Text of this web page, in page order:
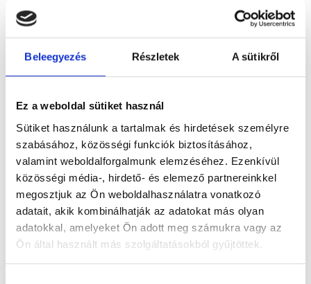
Beleegyezés Részletek A sütikről
Ez a weboldal sütiket használ
Sütiket használunk a tartalmak és hirdetések személyre
szabásához, közösségi funkciók biztosításához,
valamint weboldalforgalmunk elemzéséhez. Ezenkívül
közösségi média-, hirdető- és elemező partnereinkkel
megosztjuk az Ön weboldalhasználatra vonatkozó
adatait, akik kombinálhatják az adatokat más olyan
adatokkal, amelyeket Ön adott meg számukra vagy az
Ön által használt más szolgáltatásokból gyűjtöttek.
egészségügyi és diagnosztikai képalkotó
Előző* Szakorvos jelölt (rezidens): általános orvosi oklevéllel rendelkező
orvos, aki jogszabályok szerinti szakorvosi szakképesítés
önállóan nem végezhető szakmai tevékenységért teljes
felelősséggel tartozik és azt közvetlenül felügyeli az egészségügyi
szolgáltató szakorvosa az első részvizsgáig, utána pedig a
szakorvosjelölt önállóan láthat el feladatokat. A foglaljorvost.hu
felelősségét kizárja esetleges névazonosságért bármely szakorvos
és szakorvosjelölt esetén.
Főoldal
Aspirációs mintavétel ultrahang vezérléssel felületes
szervből, szövetből